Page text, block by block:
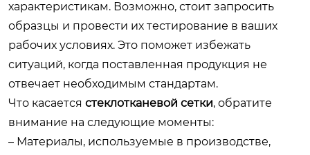
характеристикам. Возможно, стоит запросить
образцы и провести их тестирование в ваших
рабочих условиях. Это поможет избежать
ситуаций, когда поставленная продукция не
отвечает необходимым стандартам.
Что касается стеклотканевой сетки, обратите
внимание на следующие моменты:
– Материалы, используемые в производстве,